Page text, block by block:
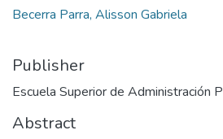
Becerra Parra, Alisson Gabriela
Publisher
Escuela Superior de Administración
Abstract